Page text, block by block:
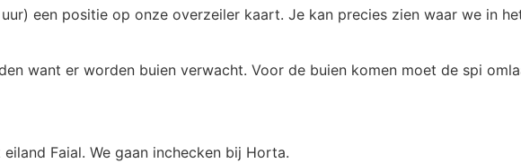
een positie op onze overzeiler kaart. Je kan precies zien waar we in
want er worden buien verwacht. Voor de buien komen moet de spi
Faial. We gaan inchecken bij Horta.